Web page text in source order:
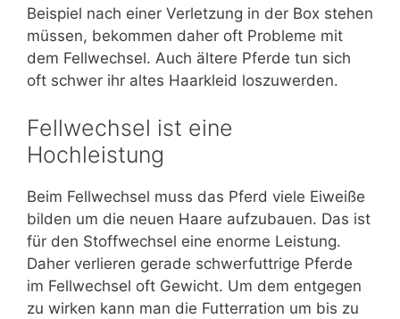
Beispiel nach einer Verletzung in der Box stehen
müssen, bekommen daher oft Probleme mit
dem Fellwechsel. Auch ältere Pferde tun sich
oft schwer ihr altes Haarkleid loszuwerden.
Fellwechsel ist eine
Hochleistung
Beim Fellwechsel muss das Pferd viele Eiweiße
bilden um die neuen Haare aufzubauen. Das ist
für den Stoffwechsel eine enorme Leistung.
Daher verlieren gerade schwerfuttrige Pferde
im Fellwechsel oft Gewicht. Um dem entgegen
zu wirken kann man die Futterration um bis zu